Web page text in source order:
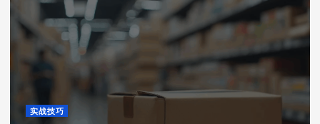
实战技巧